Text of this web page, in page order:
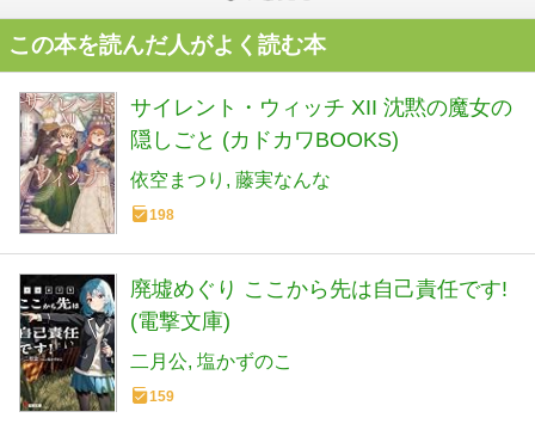
この本を読んだ人がよく読む本
サイレント・ウィッチ XII 沈黙の魔女の
隠しごと (カドカワBOOKS)
依空まつり 藤実なんな
198
廃墟めぐり ここから先は自己責任です!
(電撃文庫)
二月公 塩かずのこ
159